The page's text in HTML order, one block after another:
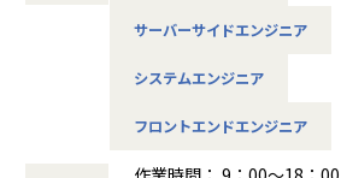
└入社直後は毎月、その後は隔月で面談
└日常的に連絡しやすく、安心して話せ
◆落ち着いた環境で、長く働きたい方へ
OKの案件も多く、週2～3日出社が基本。
現場には教育担当がつき、月1回の面談や
施。産休・育休の取得＆復帰率も100％
サーバーサイドエンジニア
システムエンジニア
フロントエンドエンジニア